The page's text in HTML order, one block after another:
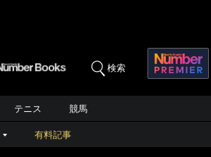
検索
テニス 競馬
有料記事